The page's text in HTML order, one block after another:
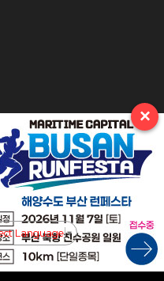
Language ▼
부스 운영 안내
×